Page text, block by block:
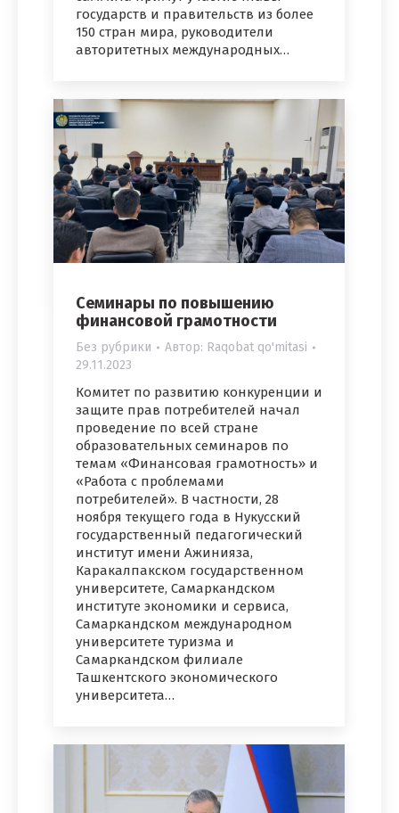
государств и правительств из более
150 стран мира, руководители
авторитетных международных…
Семинары по повышению
финансовой грамотности
Без рубрики Автор: Raqobat qo'mitasi
29.11.2023
Комитет по развитию конкуренции и
защите прав потребителей начал
проведение по всей стране
образовательных семинаров по
темам «Финансовая грамотность» и
«Работа с проблемами
потребителей». В частности, 28
ноября текущего года в Нукусский
государственный педагогический
институт имени Ажинияза,
Каракалпакском государственном
университете, Самаркандском
институте экономики и сервиса,
Самаркандском международном
университете туризма и
Самаркандском филиале
Ташкентского экономического
университета…